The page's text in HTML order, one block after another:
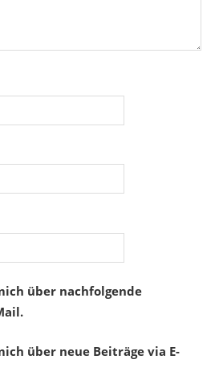
über nachfolgende
über neue Beiträge via E-